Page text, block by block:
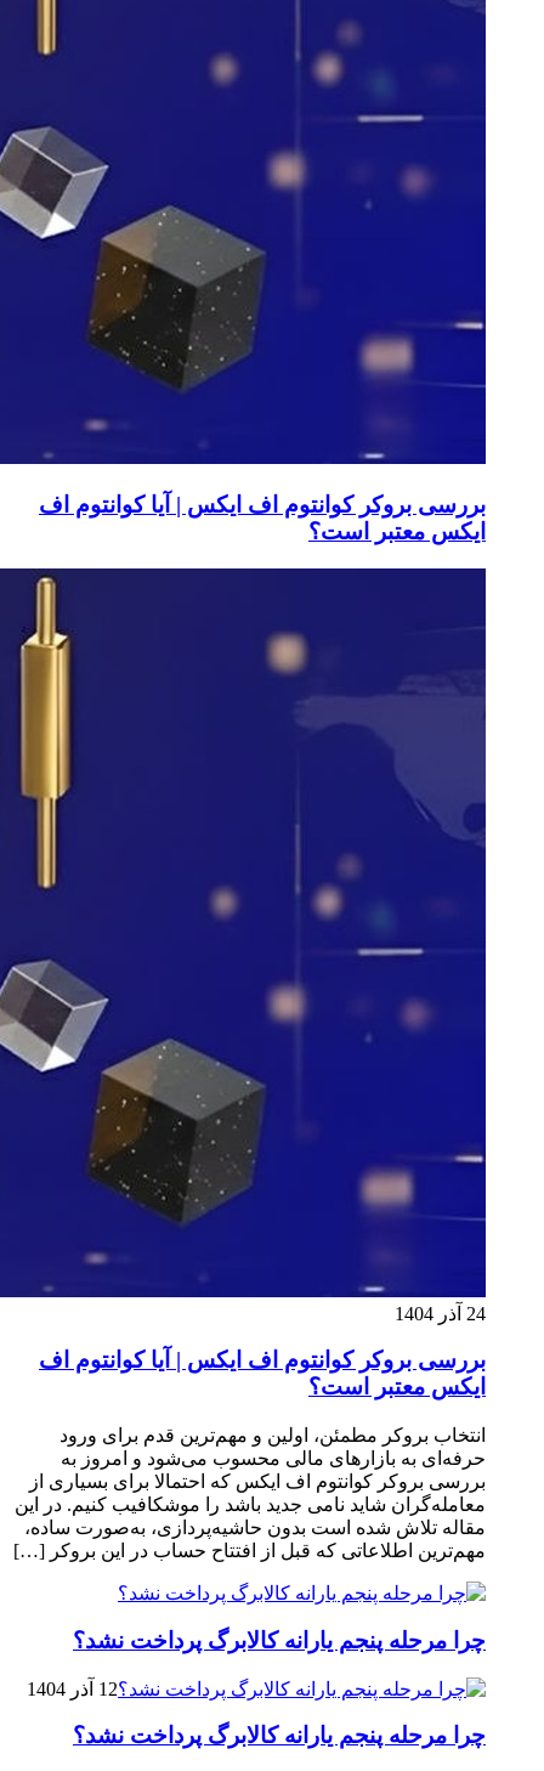
بررسی بروکر کوانتوم اف ایکس | آیا کوانتوم اف
ایکس معتبر است؟
24 آذر 1404
بررسی بروکر کوانتوم اف ایکس | آیا کوانتوم اف
ایکس معتبر است؟
انتخاب بروکر مطمئن، اولین و مهم‌ترین قدم برای ورود
حرفه‌ای به بازارهای مالی محسوب می‌شود و امروز به
بررسی بروکر کوانتوم اف ایکس که احتمالا برای بسیاری از
معامله‌گران شاید نامی جدید باشد را موشکافیب کنیم. در این
مقاله تلاش شده است بدون حاشیه‌پردازی، به‌صورت ساده،
مهم‌ترین اطلاعاتی که قبل از افتتاح حساب در این بروکر […]
چرا مرحله پنجم یارانه کالابرگ پرداخت نشد؟
12 آذر 1404
چرا مرحله پنجم یارانه کالابرگ پرداخت نشد؟